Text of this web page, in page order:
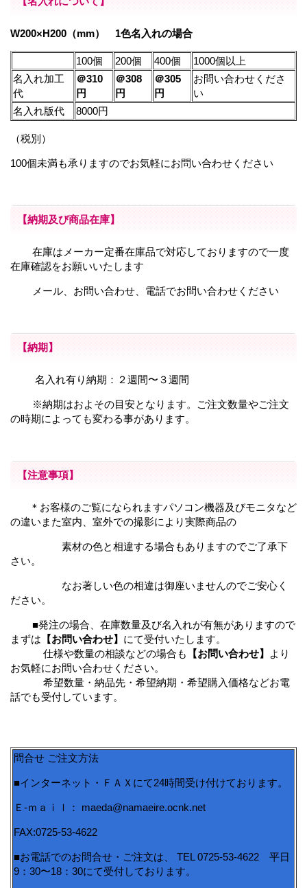
W200×H200（mm） 1色名入れの場合
100個 200個 400個
1000個以上
名入れ加工
代
＠310
円
＠308
円
＠305
円
お問い合わせくださ
い
名入れ版代
8000円
（税別）
100個未満も承りますのでお気軽にお問い合わせください
【納期及び商品在庫】
在庫はメーカー定番在庫品で対応しておりますので一度
在庫確認をお願いいたします
メール、お問い合わせ、電話でお問い合わせください
【納期】
名入れ有り納期：２週間〜３週間
※納期はおよその目安となります。ご注文数量やご注文
の時期によっても変わる事があります。
【注意事項】
＊お客様のご覧になられますパソコン機器及びモニタなど
の違いまた室内、室外での撮影により実際商品の
素材の色と相違する場合もありますのでご了承下
さい。
なお著しい色の相違は御座いませんのでご安心く
ださい。
■発注の場合、在庫数量及び名入れが有無がありますので
まずは 【お問い合わせ】 にて受付いたします。
仕様や数量の相談などの場合も
【お問い合わせ】
より
お気軽にお問い合わせください。
希望数量・納品先・希望納期・希望購入価格などお電
話でも受付しています。
問合せ ご注文方法
■インターネット・ＦＡＸにて24時間受け付けております。
Ｅ-ｍａｉｌ： maeda@namaeire.ocnk.net
FAX:0725-53-4622
■お電話でのお問合せ・ご注文は、 TEL 0725-53-4622 平日
9：30〜18：30にて受付しております。